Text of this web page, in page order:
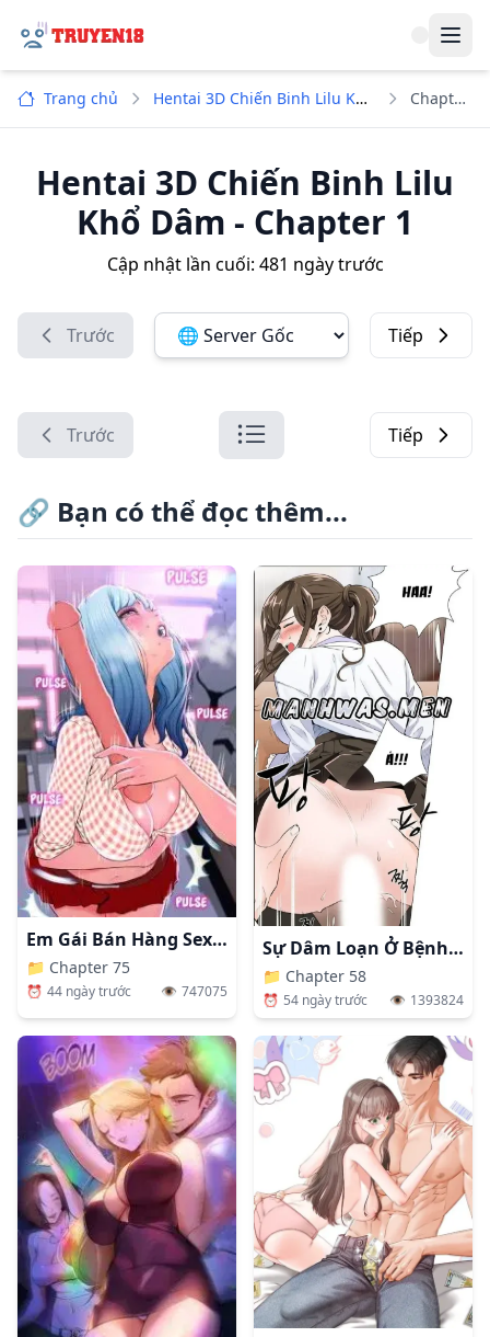
Trang chủ Hentai 3D Chiến Binh Lilu Khổ Dâm Chapter 1
Hentai 3D Chiến Binh Lilu
Khổ Dâm - Chapter 1
Cập nhật lần cuối: 481 ngày trước
Trước Đổi server ảnh: Tiếp
Trước
Danh sách chương
Tiếp
🔗 Bạn có thể đọc thêm...
Em Gái Bán Hàng Sextoy
📁 Chapter 75
⏰ 44 ngày trước 👁️ 747075
Sự Dâm Loạn Ở Bệnh Viện
📁 Chapter 58
⏰ 54 ngày trước 👁️ 1393824